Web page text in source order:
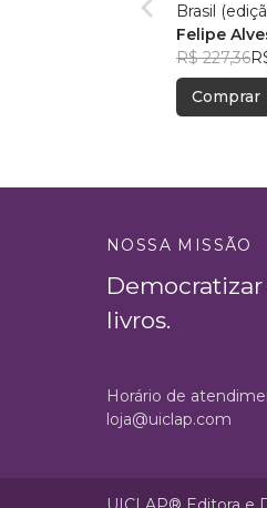
Brasil
comum/
Felipe
R$ 227,36
Comprar
NOSSA MISSÃO
livros.
Horário de
loja@uiclap.com